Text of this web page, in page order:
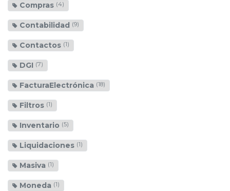
Compras (4)
Contabilidad (9)
Contactos (1)
DGI (7)
FacturaElectrónica (18)
Filtros (1)
Inventario (5)
Liquidaciones (1)
Masiva (1)
Moneda (1)